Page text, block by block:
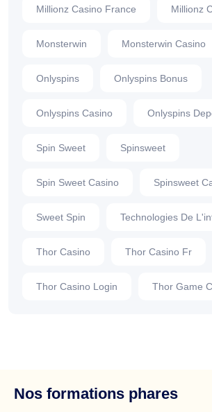
Millionz Casino France Millionz
Monsterwin Monsterwin Casino
Onlyspins Onlyspins Bonus
Onlyspins Casino Onlyspins
Spin Sweet Spinsweet
Spin Sweet Casino Spinsweet
Sweet Spin Technologies De
Thor Casino Thor Casino Fr
Thor Casino Login Thor Game
Nos formations phares